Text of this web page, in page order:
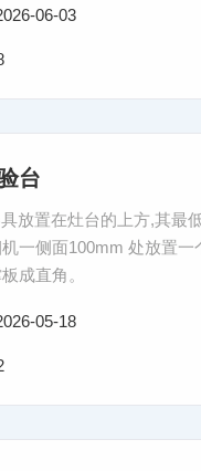
06-03
台
放置在灶台的上方,其最
一侧面100mm 处放置
成直角。
05-18